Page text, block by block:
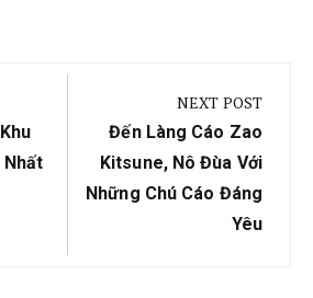
Nhất
NEXT POST
Next
Post:
Đến Làng Cáo Zao
Kitsune, Nô Đùa Với
Những Chú Cáo Đáng
Yêu